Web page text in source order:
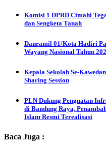
Komisi 1 DPRD Cimahi
dan Sengketa Tanah
Danramil 01/Kota Hadiri
Wayang Nasional Tahun
Kepala Sekolah Se-
Sharing Session
PLN Dukung Penguatan
di Bandung Raya,
Islam Resmi Terealisasi
Baca Juga :